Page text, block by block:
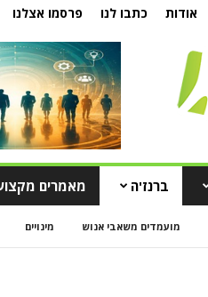
אודות כתבו לנו פרסמו אצלנו
ברנז'ה מאמרים
מועמדים משאבי אנוש מינויים